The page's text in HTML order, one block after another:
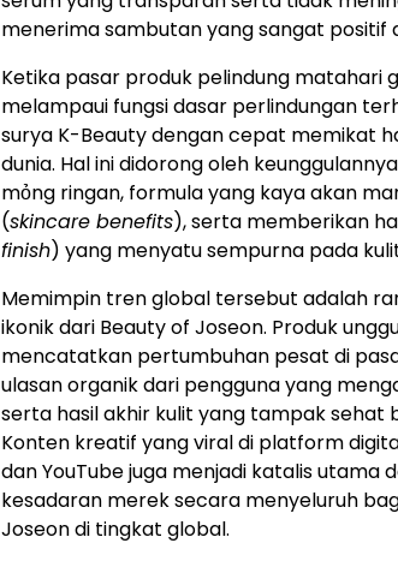
menerima sambutan yang sangat positif
Ketika pasar produk pelindung matahari
melampaui fungsi dasar perlindungan
surya K-Beauty dengan cepat memikat
dunia. Hal ini didorong oleh
mỏng ringan, formula yang kaya akan
(skincare benefits), serta memberikan
finish) yang menyatu sempurna pada
Memimpin tren global tersebut adalah
ikonik dari Beauty of Joseon. Produk
mencatatkan pertumbuhan pesat di
ulasan organik dari pengguna yang
serta hasil akhir kulit yang tampak sehat
Konten kreatif yang viral di platform
dan YouTube juga menjadi katalis utama
kesadaran merek secara menyeluruh
Joseon di tingkat global.